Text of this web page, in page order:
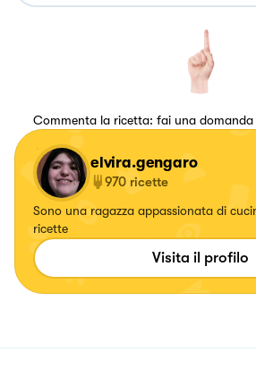
Commenta la ricetta: fai una
elvira.gengaro
970 ricette
Sono una ragazza appassionata di
ricette
Visita il profilo